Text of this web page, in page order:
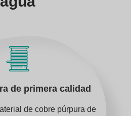
de primera calidad
de cobre púrpura de